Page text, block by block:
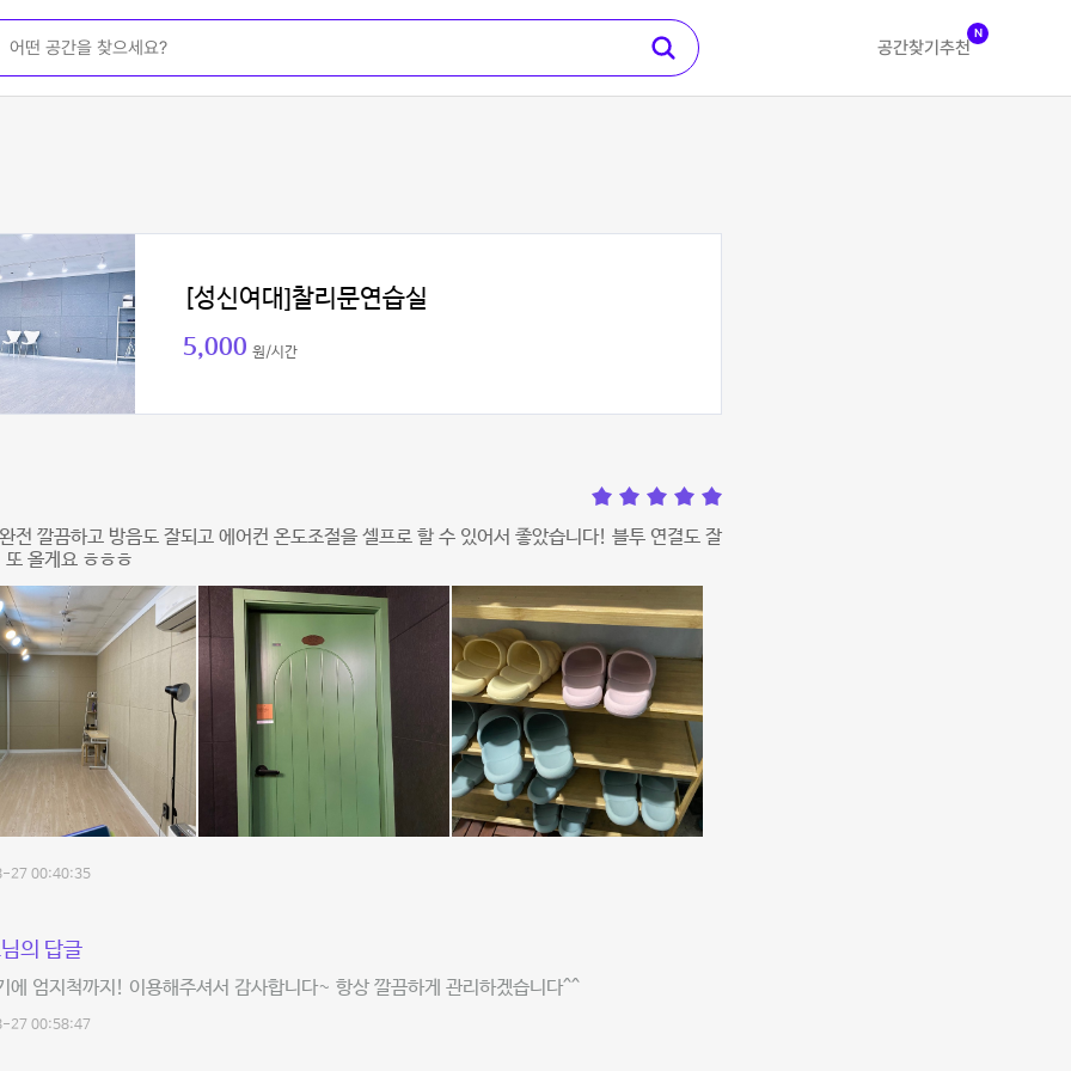
공간찾기 추천
N
[성신여대]찰리문연습실
5,000 원/시간
전 깔끔하고 방음도 잘되고 에어컨 온도조절을 셀프로 할 수 있어서 좋았습니다! 블투 연결도 잘
또 올게요 ㅎㅎㅎ
27 00:40:35
의 답글
에 엄지척까지! 이용해주셔서 감사합니다~ 항상 깔끔하게 관리하겠습니다^^
27 00:58:47